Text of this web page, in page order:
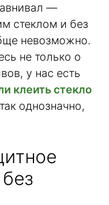
—
стеклом и без
невозможно.
не только о
у нас есть
клеить стекло
однозначно,